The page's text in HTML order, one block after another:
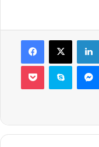
Facebook
X
Pocket Skype